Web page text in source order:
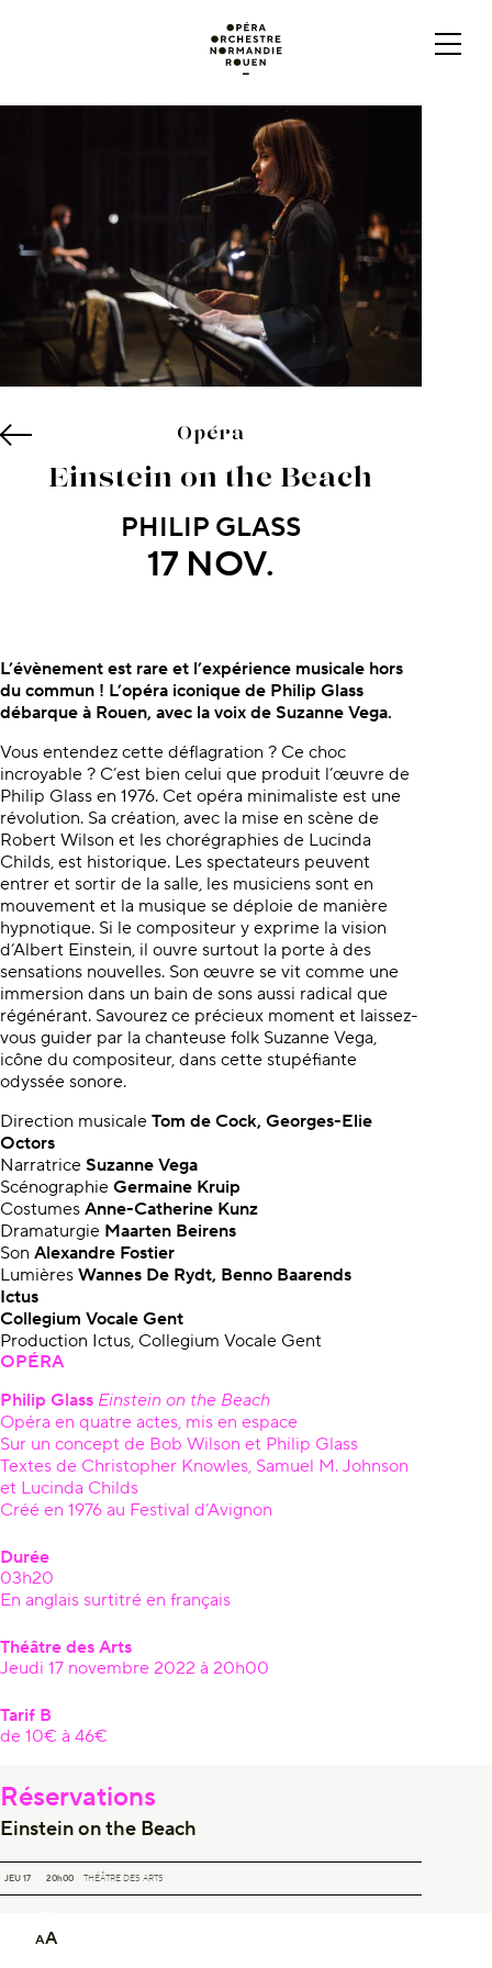
AA
Opéra
Einstein on the Beach
PHILIP GLASS
17 NOV.
À propos du concert
L’évènement est rare et l’expérience musicale hors
du commun ! L’opéra iconique de Philip Glass
débarque à Rouen, avec la voix de Suzanne Vega.
Vous entendez cette déflagration ? Ce choc
incroyable ? C’est bien celui que produit l’œuvre de
Philip Glass en 1976. Cet opéra minimaliste est une
révolution. Sa création, avec la mise en scène de
Robert Wilson et les chorégraphies de Lucinda
Childs, est historique. Les spectateurs peuvent
entrer et sortir de la salle, les musiciens sont en
mouvement et la musique se déploie de manière
hypnotique. Si le compositeur y exprime la vision
d’Albert Einstein, il ouvre surtout la porte à des
sensations nouvelles. Son œuvre se vit comme une
immersion dans un bain de sons aussi radical que
régénérant. Savourez ce précieux moment et laissez-
vous guider par la chanteuse folk Suzanne Vega,
icône du compositeur, dans cette stupéfiante
odyssée sonore.
Direction musicale Tom de Cock, Georges-Elie
Octors
Narratrice Suzanne Vega
Scénographie Germaine Kruip
Costumes Anne-Catherine Kunz
Dramaturgie Maarten Beirens
Son Alexandre Fostier
Lumières Wannes De Rydt, Benno Baarends
Ictus
Collegium Vocale Gent
Production Ictus, Collegium Vocale Gent
OPÉRA
Philip Glass Einstein on the Beach
Opéra en quatre actes, mis en espace
Sur un concept de Bob Wilson et Philip Glass
Textes de Christopher Knowles, Samuel M. Johnson
et Lucinda Childs
Créé en 1976 au Festival d’Avignon
Durée
03h20
En anglais surtitré en français
Théâtre des Arts
Jeudi 17 novembre 2022 à 20h00
Tarif B
de 10€ à 46€
Réservations
Einstein on the Beach
JEU 17 20h00
EINSTEIN ON THE BEACHTHÉÂTRE DES ARTS